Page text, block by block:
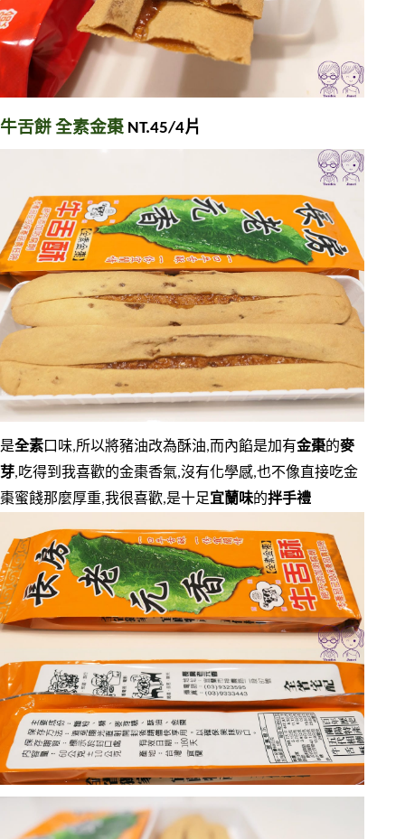
牛舌餅 全素金棗 NT.45/4片
是全素口味,所以將豬油改為酥油,而內餡是加有金棗的麥
芽,吃得到我喜歡的金棗香氣,沒有化學感,也不像直接吃金
棗蜜餞那麼厚重,我很喜歡,是十足宜蘭味的拌手禮